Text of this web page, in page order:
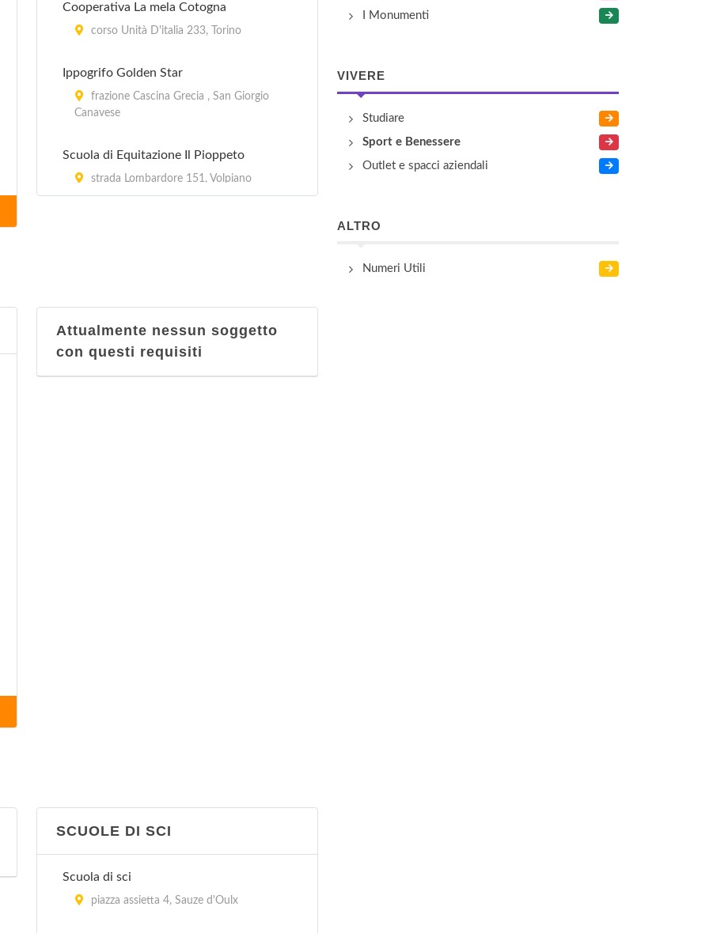
Cooperativa La mela Cotogna
corso Unità D'italia 233, Torino
Ippogrifo Golden Star
frazione Cascina Grecia , San Giorgio
Canavese
Scuola di Equitazione Il Pioppeto
strada Lombardore 151, Volpiano
Attualmente nessun soggetto
con questi requisiti
SCUOLE DI SCI
Scuola di sci
piazza assietta 4, Sauze d'Oulx
I Monumenti
VIVERE
Studiare
Sport e Benessere
Outlet e spacci aziendali
ALTRO
Numeri Utili